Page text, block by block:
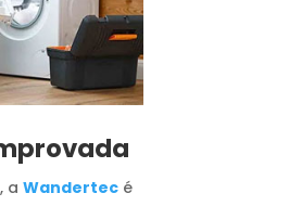
a Wandertecé